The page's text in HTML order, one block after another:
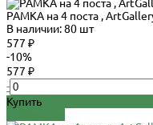
РАМКА на 4 поста ,
В наличии: 80 шт
577 ₽
-10%
577 ₽
-
Купить